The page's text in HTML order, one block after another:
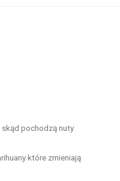
skąd pochodzą nuty
które zmieniają